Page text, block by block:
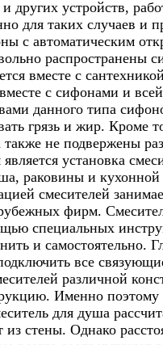
других устройств,
для таких случаев и
с автоматическим
распространены
вместе с
с сифонами и
данного типа
грязь и жир. Кроме
также не подвержены
установка
раковины и
смесителей
фирм.
специальных
и самостоятельно.
все
различной
Именно поэтому
для душа
из стены. Однако